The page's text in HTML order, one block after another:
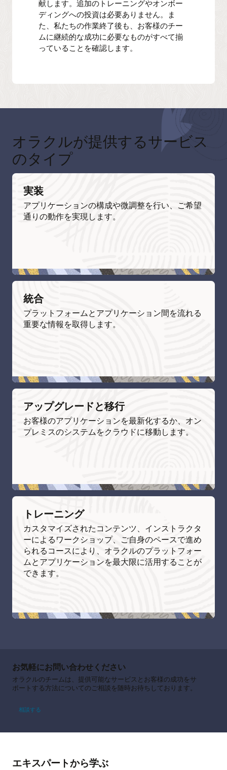
献します。追加のトレーニングやオンボー
ディングへの投資は必要ありません。ま
た、私たちの作業終了後も、お客様のチー
ムに継続的な成功に必要なものがすべて揃
っていることを確認します。
オラクルが提供するサービス
のタイプ
実装
アプリケーションの構成や微調整を行い、ご希望
通りの動作を実現します。
統合
プラットフォームとアプリケーション間を流れる
重要な情報を取得します。
アップグレードと移行
お客様のアプリケーションを最新化するか、オン
プレミスのシステムをクラウドに移動します。
トレーニング
カスタマイズされたコンテンツ、インストラクタ
ーによるワークショップ、ご自身のペースで進め
られるコースにより、オラクルのプラットフォー
ムとアプリケーションを最大限に活用することが
できます。
お気軽にお問い合わせください
オラクルのチームは、提供可能なサービスとお客様の成功をサ
ポートする方法についてのご相談を随時お待ちしております。
相談する
エキスパートから学ぶ